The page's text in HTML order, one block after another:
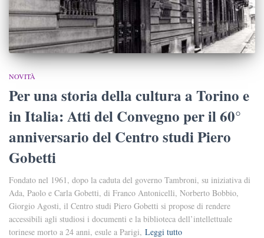
NOVITÀ
Per una storia della cultura a Torino e
in Italia: Atti del Convegno per il 60°
anniversario del Centro studi Piero
Gobetti
Fondato nel 1961, dopo la caduta del governo Tambroni, su iniziativa di
Ada, Paolo e Carla Gobetti, di Franco Antonicelli, Norberto Bobbio,
Giorgio Agosti, il Centro studi Piero Gobetti si propose di rendere
accessibili agli studiosi i documenti e la biblioteca dell’intellettuale
torinese morto a 24 anni, esule a Parigi, Leggi tutto